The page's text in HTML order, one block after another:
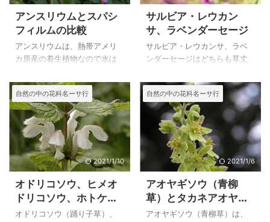
キチョウジは関東地方では見
ることの多い植物ですが、タ
カクマヒキオコシは、日光植
物園で見ただけで、分布は見
ることが出来ませんでした。
い花柄の先にやや総状に青紫
色細長いの唇形花を付ける様
子は何度も見ているうちにわ
かるようにな ...
３出羽状複葉。小葉は狭卵形
で薄く、長さ３～８cm、不ぞ
ろいの鋭鋸歯があります。
ミヤマトウキは葉につやがあ
ること、苞葉ないこと、オオ
いが、小苞片だけあることな
どで区別ができますが、セリ
科はよく似ているために区別
するのが難しい ...
アンスリウムとスパシ
フィルムの比較
アンスリウムは、熱帯アメリ
カ原産の着生植物なので水は
秋の成長期は鉢土が乾いてか
ら水をあげます。 スパシフィ
ルムは、中南米（コロンビ
ア）原産で生育旺盛で根が張
るので、赤玉土に腐葉土を３
割ほど混ぜて土の表面が乾き
始めたらたっぷり水をやりま
す。 置き場所は明るいカーテ
ン越しで育て、夏は葉やけを
防ぐために明るい場所に移動
させるのは同じですが、水や
サルビア・レウカン
サ、ラベンダーセージ
サルビア・レウカンサ、ラベ
ンダーセージはどちらも草丈
アの仲間で、紫や青の鮮やか
な花を咲かせます。 少し寒さ
には弱いようですが、寒冷地
ではない限り、株は枯れても
根は残って翌年も花を咲かせ
るので、株を藁などで保護し
て置くとよいようです。 また
少し丈低く咲かせるのは、７
月に低く剪定すると良いよう
ですが、遅くなると花が付か
ないことがあるので遅くなら
自然の中の花科名ーサ行
2021/1/10
オドリコソウ、ヒメオ
ドリコソウ、ホトケノ
ザの比較
オドリコソウ（踊り子草）、
自然の中の花科名ーサ行
2021/1/6
アオヤギソウ（青柳
草）とタカネアオヤギ
ソウ（高嶺青柳草）の
アオヤギソウ（青柳草）は、